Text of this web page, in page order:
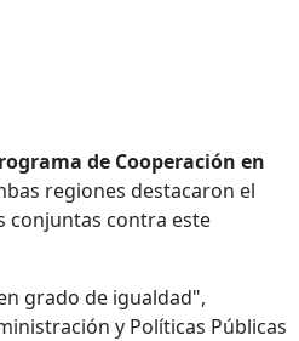
de Cooperación en
regiones destacaron el
conjuntas contra este
grado de igualdad",
y Políticas Públicas